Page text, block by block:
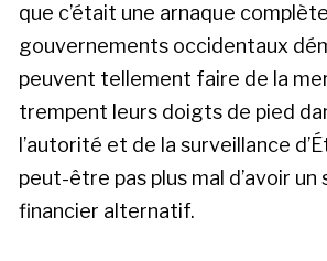
que c’était une arnaque
gouvernements occidentaux
peuvent tellement faire de la
trempent leurs doigts de pied
l’autorité et de la surveillance
peut-être pas plus mal d’avoir un
financier alternatif.